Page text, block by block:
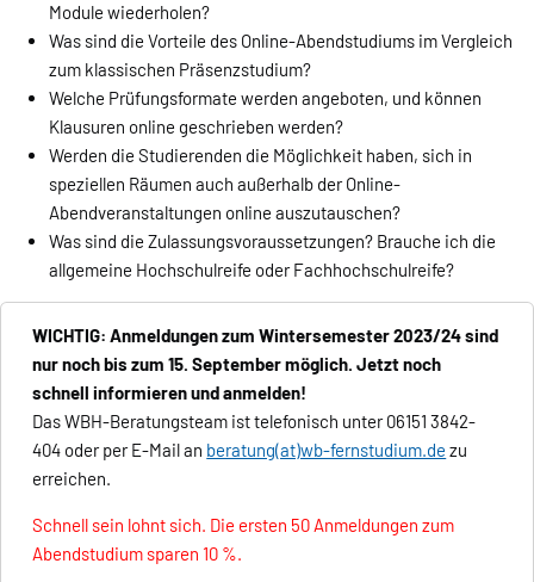
Module wiederholen?
Was sind die Vorteile des Online-Abendstudiums im Vergleich
zum klassischen Präsenzstudium?
Welche Prüfungsformate werden angeboten, und können
Klausuren online geschrieben werden?
Werden die Studierenden die Möglichkeit haben, sich in
speziellen Räumen auch außerhalb der Online-
Abendveranstaltungen online auszutauschen?
Was sind die Zulassungsvoraussetzungen? Brauche ich die
allgemeine Hochschulreife oder Fachhochschulreife?
WICHTIG: Anmeldungen zum Wintersemester 2023/24 sind
nur noch bis zum 15. September möglich. Jetzt noch
schnell informieren und anmelden!
Das WBH-Beratungsteam ist telefonisch unter 06151 3842-
404 oder per E-Mail an beratung(at)wb-fernstudium.de zu
erreichen.
Schnell sein lohnt sich. Die ersten 50 Anmeldungen zum
Abendstudium sparen 10 %.